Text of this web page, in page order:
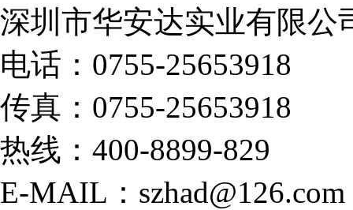
深圳市华安达实业有限公
电话：0755-25653918
传真：0755-25653918
热线：400-8899-829
E-MAIL：szhad@126.com